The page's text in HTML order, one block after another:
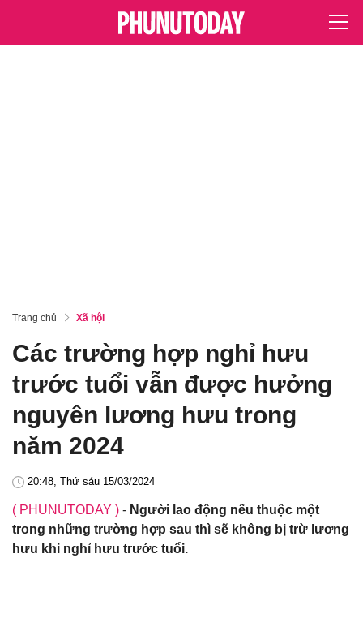
Trang chủ Xã hội
Các trường hợp nghỉ hưu
trước tuổi vẫn được hưởng
nguyên lương hưu trong
năm 2024
20:48, Thứ sáu 15/03/2024
( PHUNUTODAY ) - Người lao động nếu thuộc một
trong những trường hợp sau thì sẽ không bị trừ lương
hưu khi nghỉ hưu trước tuổi.